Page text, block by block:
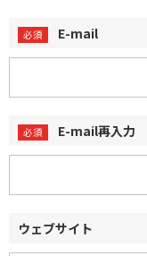
E-mail
E-mail再入力
ウェブサイト